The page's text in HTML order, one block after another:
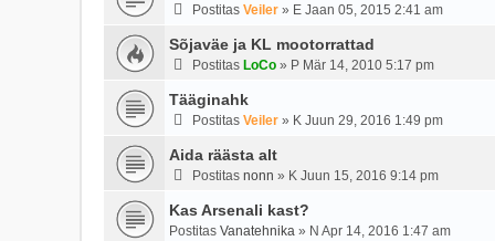
Postitas Veiler » E Jaan 05, 2015 2:41 am
Sõjaväe ja KL mootorrattad
Postitas LoCo » P Mär 14, 2010 5:17 pm
Tääginahk
Postitas Veiler » K Juun 29, 2016 1:49 pm
Aida räästa alt
Postitas nonn » K Juun 15, 2016 9:14 pm
Kas Arsenali kast?
Postitas Vanatehnika » N Apr 14, 2016 1:47 am